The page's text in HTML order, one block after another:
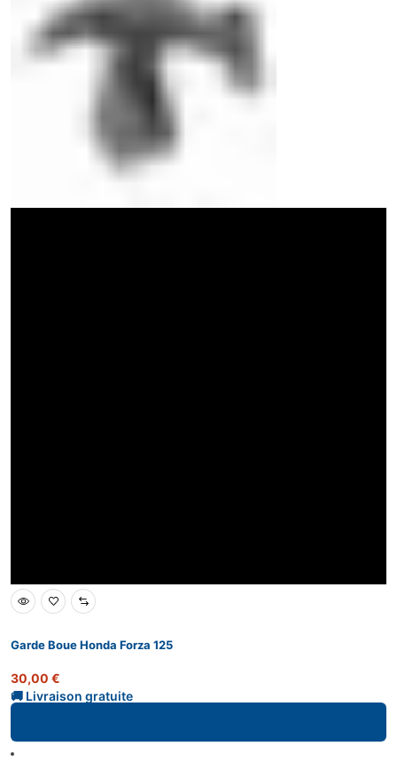
Garde Boue Honda Forza 125
30,00 €